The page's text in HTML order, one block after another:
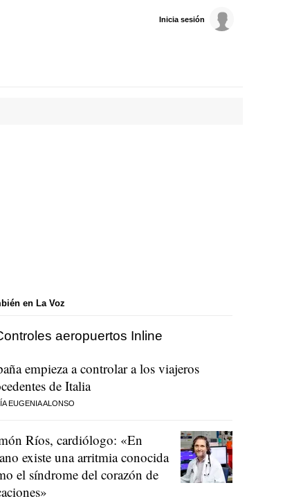
Inicia sesión
en La Voz
empieza a controlar a los viajeros
de Italia
EUGENIA ALONSO
Ríos, cardiólogo: «En
existe una arritmia conocida
el síndrome del corazón de